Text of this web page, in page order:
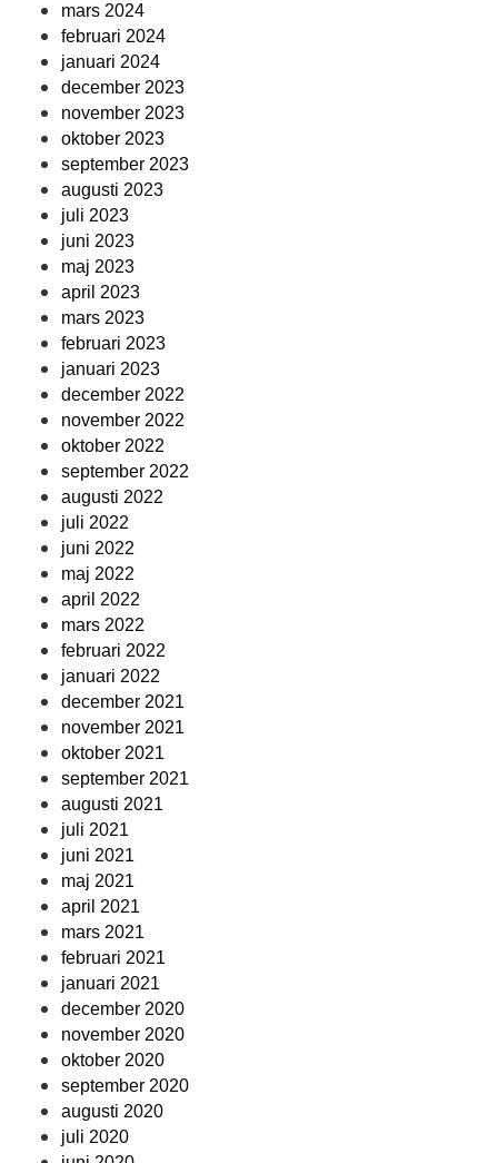
mars 2024
februari 2024
januari 2024
december 2023
november 2023
oktober 2023
september 2023
augusti 2023
juli 2023
juni 2023
maj 2023
april 2023
mars 2023
februari 2023
januari 2023
december 2022
november 2022
oktober 2022
september 2022
augusti 2022
juli 2022
juni 2022
maj 2022
april 2022
mars 2022
februari 2022
januari 2022
december 2021
november 2021
oktober 2021
september 2021
augusti 2021
juli 2021
juni 2021
maj 2021
april 2021
mars 2021
februari 2021
januari 2021
december 2020
november 2020
oktober 2020
september 2020
augusti 2020
juli 2020